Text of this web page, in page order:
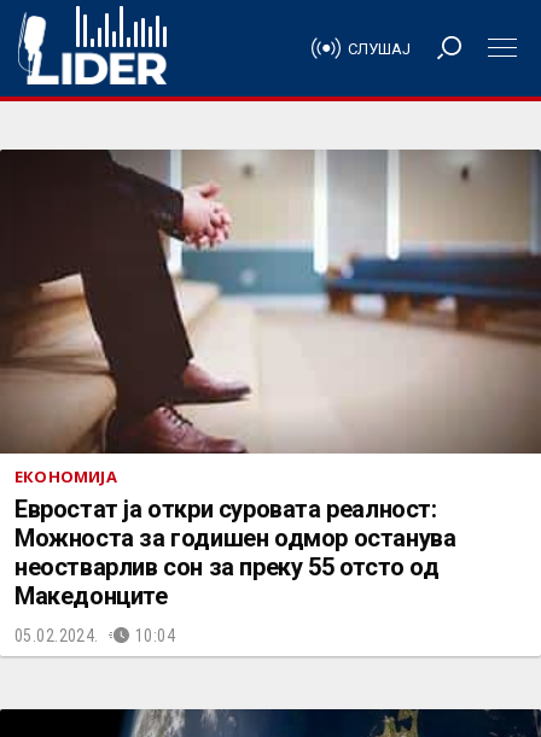
СЛУШАЈ
ЕКОНОМИЈА
Евростат ја откри суровата реалност:
Можноста за годишен одмор останува
неостварлив сон за преку 55 отсто од
Македонците
05.02.2024. 10:04